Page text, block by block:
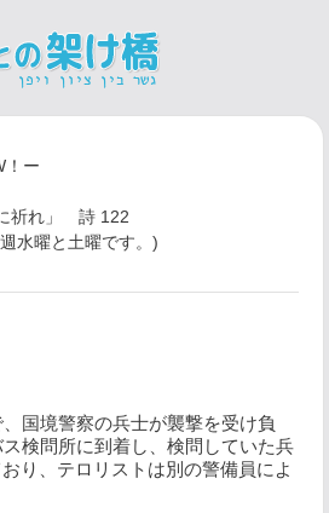
！ー
祈れ」 詩 122
水曜と土曜です。)
国境警察の兵士が襲撃を受け負
検問所に到着し、検問していた兵
り、テロリストは別の警備員によ